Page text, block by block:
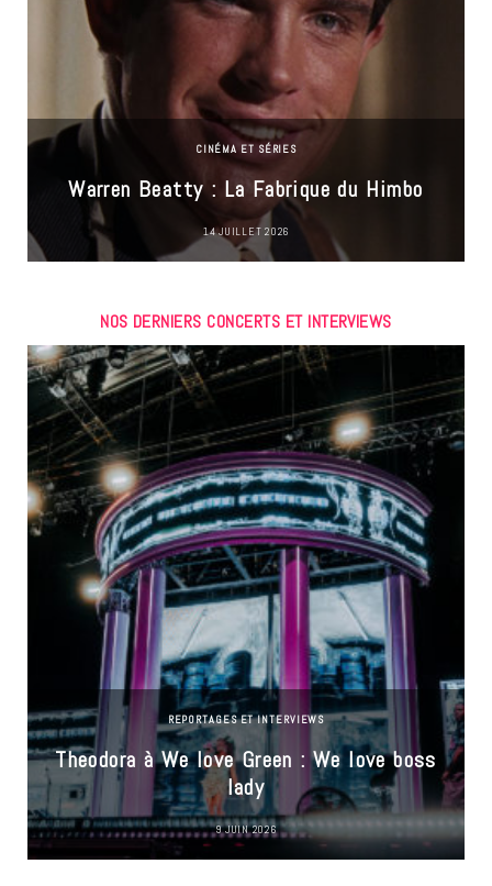
CINÉMA ET SÉRIES
Warren Beatty : La Fabrique du Himbo
14 JUILLET 2026
NOS DERNIERS CONCERTS ET INTERVIEWS
REPORTAGES ET INTERVIEWS
Theodora à We love Green : We love boss
lady
9 JUIN 2026